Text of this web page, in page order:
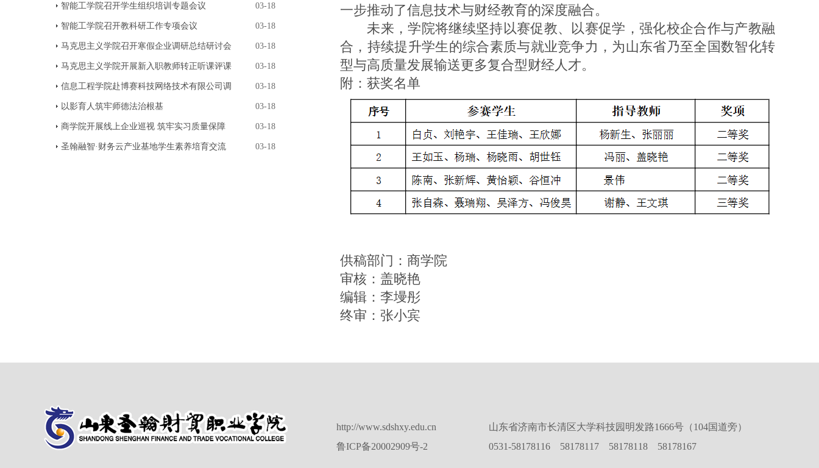
智能工学院召开学生组织培训专题会议 03-18
智能工学院召开教科研工作专项会议 03-18
马克思主义学院召开寒假企业调研总结研讨会 03-18
马克思主义学院开展新入职教师转正听课评课 03-18
信息工程学院赴博赛科技网络技术有限公司调 03-18
以影育人筑牢师德法治根基 03-18
商学院开展线上企业巡视 筑牢实习质量保障 03-18
圣翰融智·财务云产业基地学生素养培育交流 03-18
一步推动了信息技术与财经教育的深度融合。
未来，学院将继续坚持以赛促教、以赛促学，强化校企合作与产教融
合，持续提升学生的综合素质与就业竞争力，为山东省乃至全国数智化转
型与高质量发展输送更多复合型财经人才。
附：获奖名单
供稿部门：商学院
审核：盖晓艳
编辑：李墁彤
终审：张小宾
http://www.sdshxy.edu.cn
鲁ICP备20002909号-2
山东省济南市长清区大学科技园明发路1666号（104国道旁）
0531-58178116 58178117 58178118 58178167